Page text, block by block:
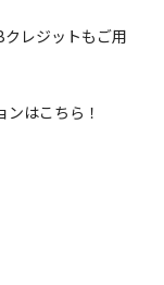
レジットもご用
はこちら！